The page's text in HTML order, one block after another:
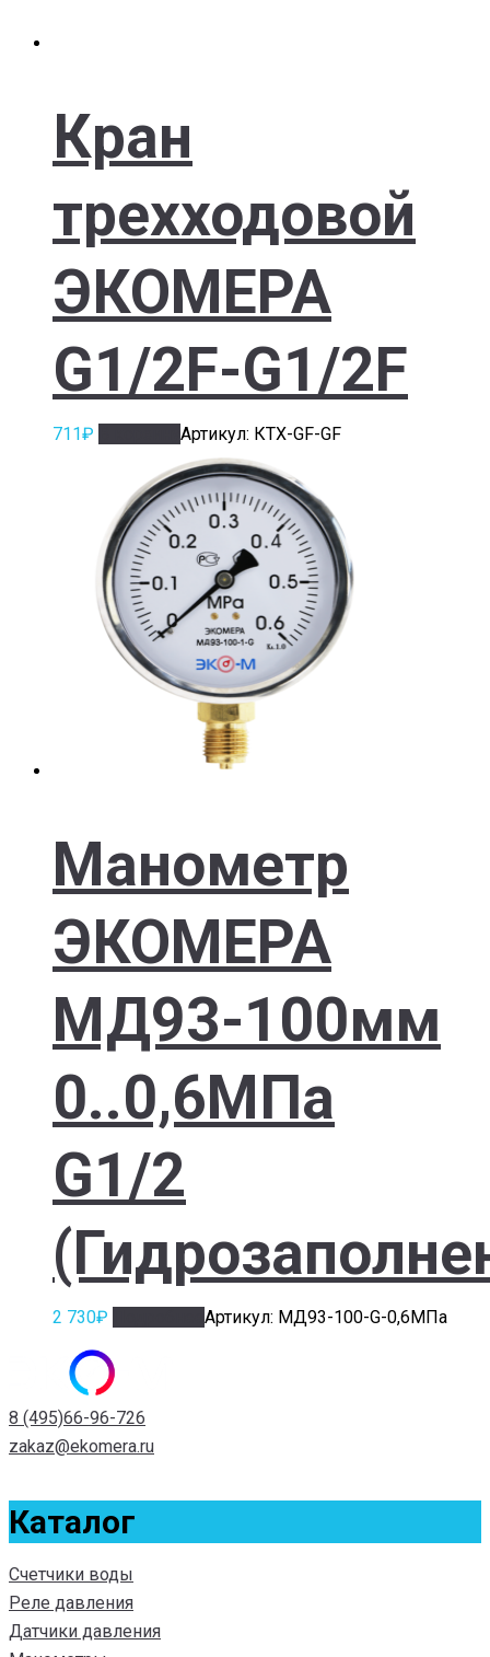
Кран
трехходовой
ЭКОМЕРА
G1/2F-G1/2F
711₽ Артикул: КТХ-GF-GF
Манометр
ЭКОМЕРА
МД93-100мм
0..0,6МПа
G1/2
2 730₽ Артикул: МД93-100-G-0,6МПа
8 (495)66-96-726
zakaz@ekomera.ru
Каталог
Счетчики воды
Реле давления
Датчики давления